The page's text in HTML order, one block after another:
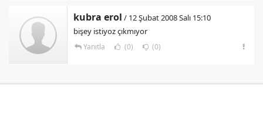
kubra erol / 12 Şubat 2008 Salı 15:10
bişey istiyoz çıkmıyor
Yanıtla (0) (0)